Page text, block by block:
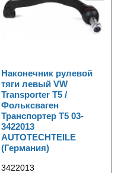
Наконечник рулевой
тяги левый VW
Transporter T5 /
Фольксваген
Транспортер Т5 03-
3422013
AUTOTECHTEILE
(Германия)
3422013